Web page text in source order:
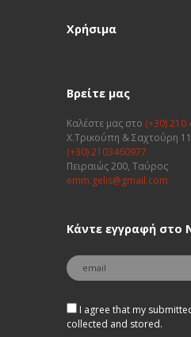
Χρήσιμα
Βρείτε μας
Καλέστε μας στο (+30) 210
Χ.Τρικούπη & Σαχτούρη 11
(+30) 2103460977
Πειραιώς 200, Ταύρος
emm.gelis@gmail.com
Κάντε εγγραφή στο
I agree that my
collected and stored.